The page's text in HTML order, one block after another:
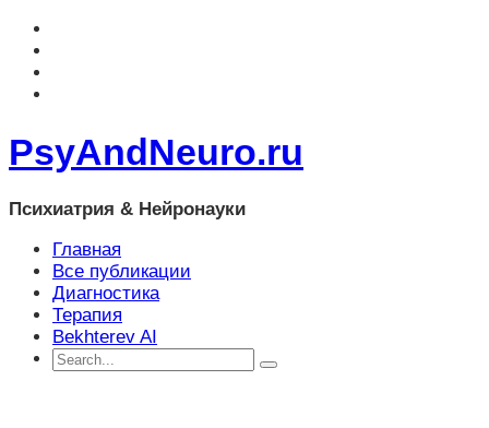
PsyAndNeuro.ru
Психиатрия & Нейронауки
Главная
Все публикации
Диагностика
Терапия
Bekhterev AI